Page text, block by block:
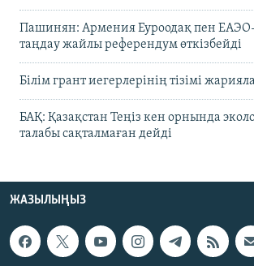
Пашинян: Армения Еуроодақ пен
таңдау жайлы референдум өткізбейді
Білім грант иегерлерінің тізімі
БАҚ: Қазақстан Теңіз кен орнында
талабы сақталмаған дейді
ЖАЗЫЛЫҢЫЗ